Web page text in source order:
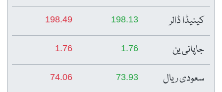
کینیڈا ڈالر 198.13
198.49
جاپانی ین 1.76
1.76
سعودی ریال 73.93
74.06